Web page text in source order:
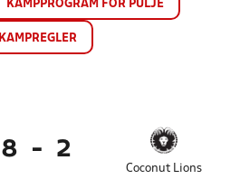
KAMPPROGRAM FOR PULJE
KAMPREGLER
8 - 2
Coconut Lions